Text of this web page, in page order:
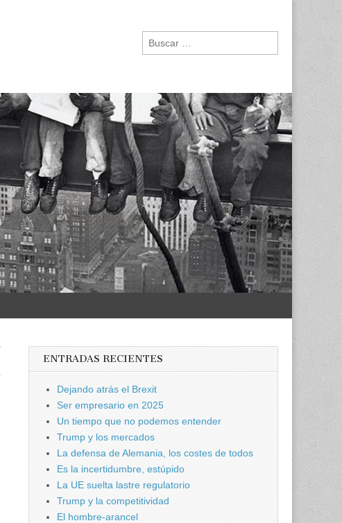
Buscar:
ENTRADAS RECIENTES
Dejando atrás el Brexit
Ser empresario en 2025
Un tiempo que no podemos entender
Trump y los mercados
La defensa de Alemania, los costes de todos
Es la incertidumbre, estúpido
La UE suelta lastre regulatorio
Trump y la competitividad
El hombre-arancel